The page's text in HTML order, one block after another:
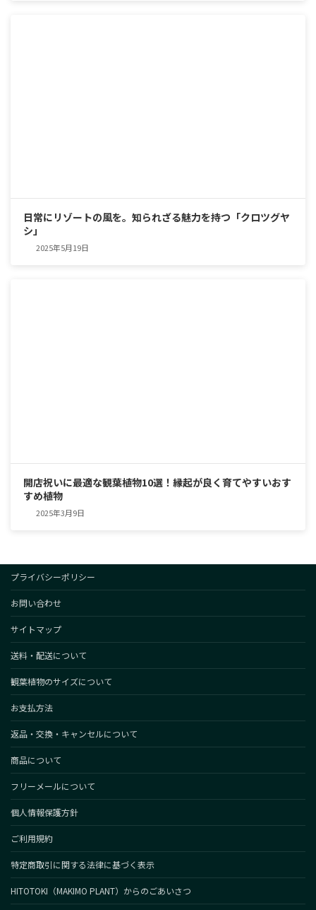
日常にリゾートの風を。知られざる魅力を持つ「クロツグヤ
シ」
2025年5月19日
開店祝いに最適な観葉植物10選！縁起が良く育てやすいおす
すめ植物
2025年3月9日
プライバシーポリシー
お問い合わせ
サイトマップ
送料・配送について
観葉植物のサイズについて
お支払方法
返品・交換・キャンセルについて
商品について
フリーメールについて
個人情報保護方針
ご利用規約
特定商取引に関する法律に基づく表示
HITOTOKI（MAKIMO PLANT）からのごあいさつ